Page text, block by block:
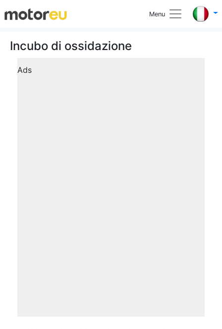
Menu
Incubo di ossidazione
Ads